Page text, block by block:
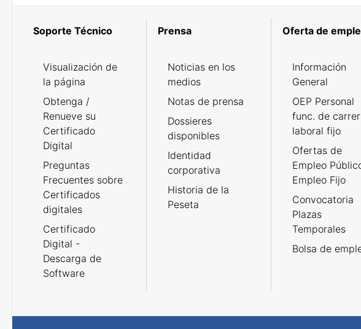
Soporte Técnico
Visualización de
la página
Obtenga /
Renueve su
Certificado
Digital
Preguntas
Frecuentes sobre
Certificados
digitales
Certificado
Digital -
Descarga de
Software
Prensa
Noticias en los
medios
Notas de prensa
Dossieres
disponibles
Identidad
corporativa
Historia de la
Peseta
Oferta de
Información
General
OEP Personal
func. de
laboral fijo
Ofertas de
Empleo
Empleo Fijo
Convocatoria
Plazas
Temporales
Bolsa de